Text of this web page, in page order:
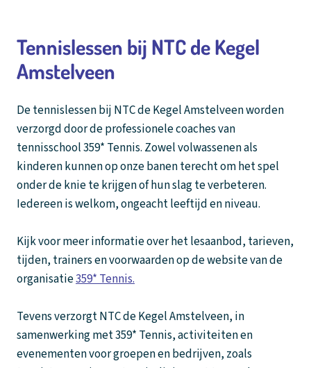
Tennislessen bij NTC de Kegel
Amstelveen
De tennislessen bij NTC de Kegel Amstelveen worden
verzorgd door de professionele coaches van
tennisschool 359* Tennis. Zowel volwassenen als
kinderen kunnen op onze banen terecht om het spel
onder de knie te krijgen of hun slag te verbeteren.
Iedereen is welkom, ongeacht leeftijd en niveau.
Kijk voor meer informatie over het lesaanbod, tarieven,
tijden, trainers en voorwaarden op de website van de
organisatie359* Tennis.
Tevens verzorgt NTC de Kegel Amstelveen, in
samenwerking met 359* Tennis, activiteiten en
evenementen voor groepen en bedrijven, zoals